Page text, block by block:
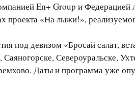
En+ Group и Федерацией
проекта «На лыжи!»,
под девизом «Бросай салат,
Саяногорске, Североуральске,
Даты и программа уже